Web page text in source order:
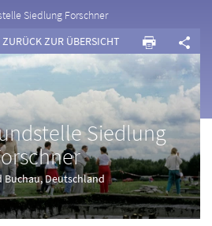
Siedlung Forschner
ZURÜCK ZUR ÜBERSICHT
Siedlung
Buchau, Deutschland